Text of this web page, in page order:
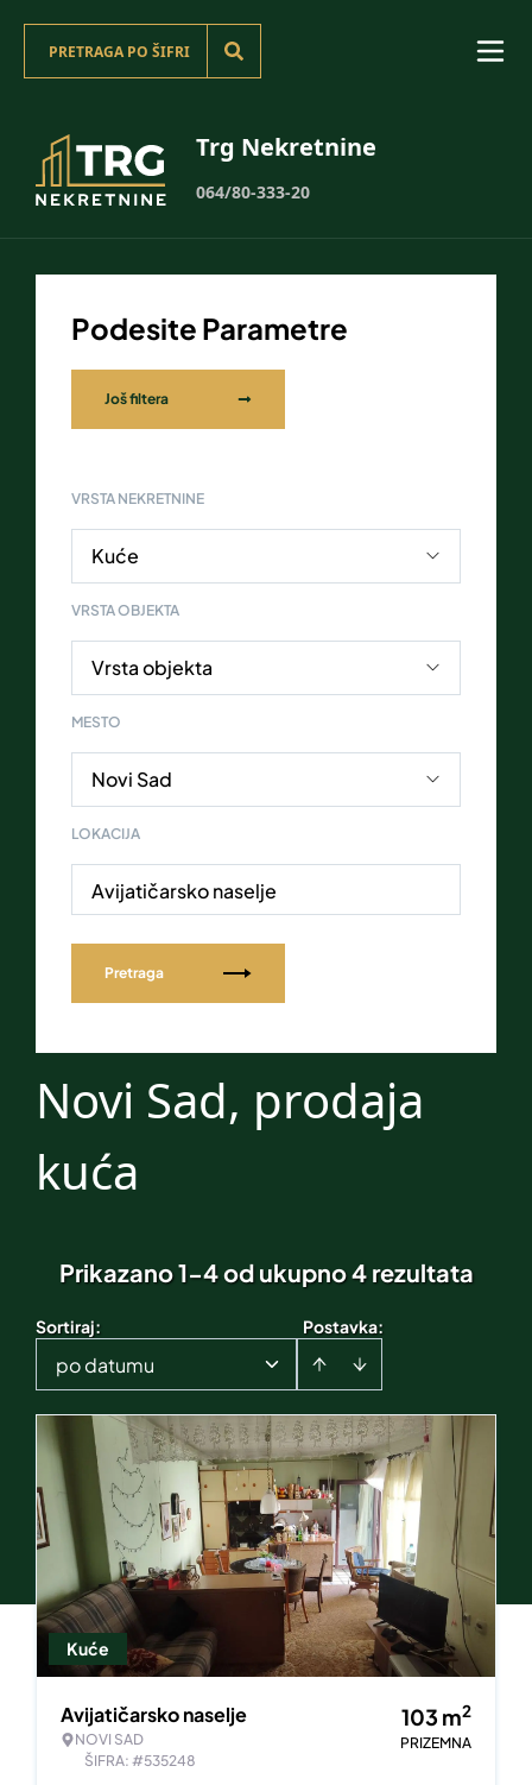
Trg Nekretnine
064/80-333-20
Podesite Parametre
Još filtera
VRSTA NEKRETNINE
VRSTA OBJEKTA
MESTO
LOKACIJA
Avijatičarsko naselje
Pretraga
Novi Sad, prodaja
kuća
Prikazano 1-4 od ukupno 4 rezultata
Postavka:
Sortiraj:
po datumu
Kuće
Avijatičarsko naselje
NOVI SAD
ŠIFRA: #535248
103 m2
PRIZEMNA